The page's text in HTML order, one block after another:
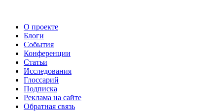
О проекте
Блоги
События
Конференции
Статьи
Исследования
Глоссарий
Подписка
Реклама на сайте
Обратная связь